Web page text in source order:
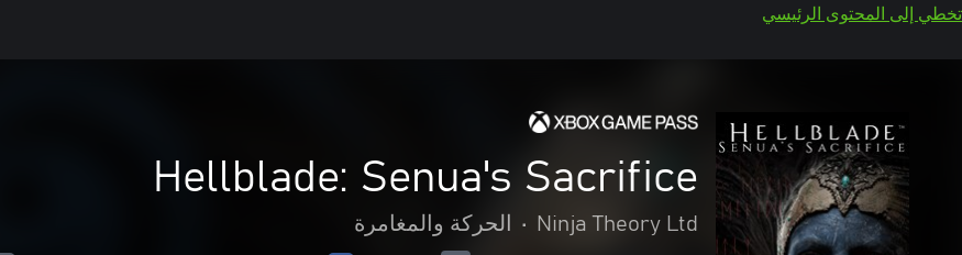
تخطي إلى المحتوى الرئيسي
Hellblade: Senua's Sacrifice
Ninja Theory Ltd
• الحركة والمغامرة